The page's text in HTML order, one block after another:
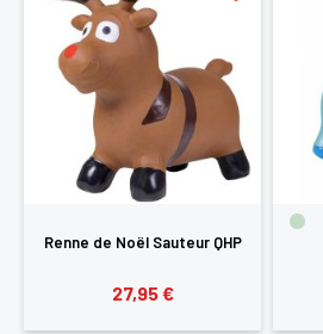
Renne de Noël Sauteur QHP
27,95 €